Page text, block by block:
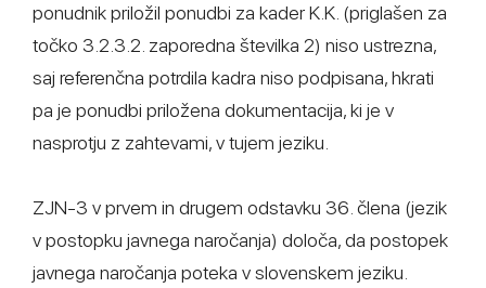
ponudnik priložil ponudbi za kader K.K. (priglašen za
točko 3.2.3.2. zaporedna številka 2) niso ustrezna,
saj referenčna potrdila kadra niso podpisana, hkrati
pa je ponudbi priložena dokumentacija, ki je v
nasprotju z zahtevami, v tujem jeziku.
ZJN-3 v prvem in drugem odstavku 36. člena (jezik
v postopku javnega naročanja) določa, da postopek
javnega naročanja poteka v slovenskem jeziku.